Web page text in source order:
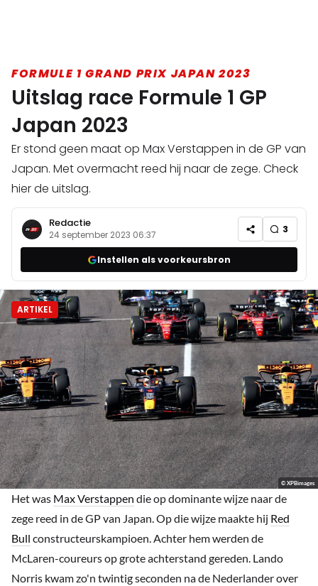
FORMULE 1 GRAND PRIX JAPAN 2023
Uitslag race Formule 1 GP
Japan 2023
Er stond geen maat op Max Verstappen in de GP van
Japan. Met overmacht reed hij naar de zege. Check
hier de uitslag.
Redactie
24 september 2023 06:37 3
Instellen als voorkeursbron
ARTIKEL
© XPBimages
Het was Max Verstappen die op dominante wijze naar de
zege reed in de GP van Japan. Op die wijze maakte hij Red
Bull constructeurskampioen. Achter hem werden de
McLaren-coureurs op grote achterstand gereden. Lando
Norris kwam zo'n twintig seconden na de Nederlander over